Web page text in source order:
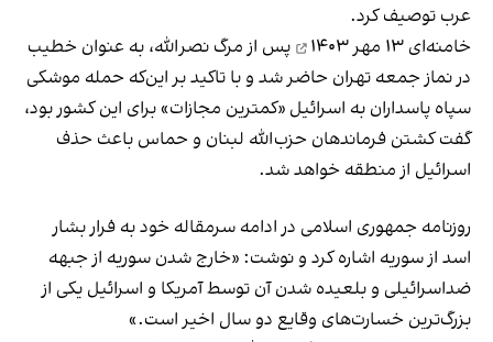
عرب توصیف کرد.
خامنه‌ای ۱۳ مهر ۱۴۰۳
پس از مرگ نصرالله، به عنوان خطیب
در نماز جمعه تهران حاضر شد و با تاکید بر این‌که حمله موشکی
سپاه پاسداران به اسرائیل «کمترین مجازات» برای این کشور بود،
گفت کشتن فرماندهان حزب‌الله لبنان و حماس باعث حذف
اسرائیل از منطقه خواهد شد.
روزنامه جمهوری اسلامی در ادامه سرمقاله خود به فرار بشار
اسد از سوریه اشاره کرد و نوشت: «خارج شدن سوریه از جبهه
ضداسرائیلی و بلعیده شدن آن توسط آمریکا و اسرائیل یکی از
بزرگ‌ترین خسارت‌های وقایع دو سال اخیر است.»